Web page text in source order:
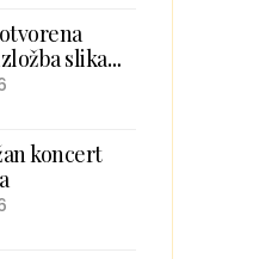
slika
koncert